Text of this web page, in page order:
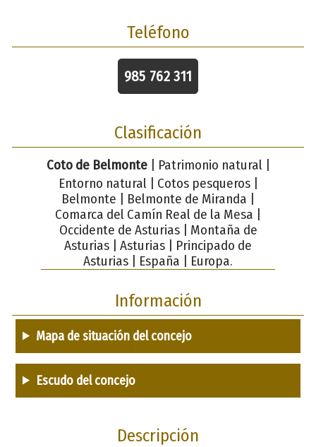
Teléfono
985 762 311
Clasificación
Coto de Belmonte| Patrimonio natural |
Entorno natural | Cotos pesqueros |
Belmonte | Belmonte de Miranda |
Comarca del Camín Real de la Mesa |
Occidente de Asturias | Montaña de
Asturias | Asturias | Principado de
Asturias | España | Europa.
Información
Mapa de situación del concejo
Escudo del concejo
Descripción